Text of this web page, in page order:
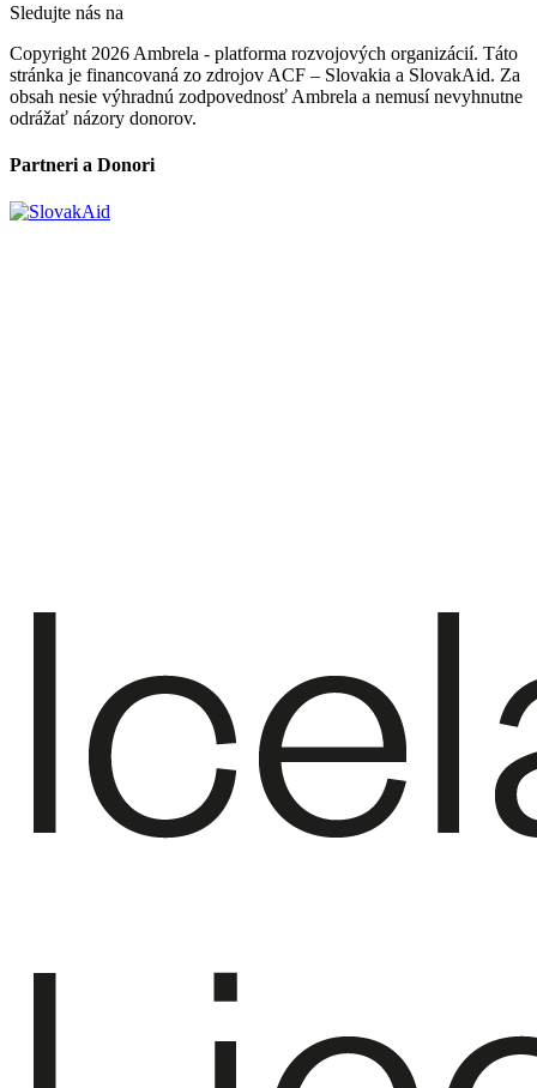
Sledujte nás na
Copyright 2026 Ambrela - platforma rozvojových organizácií. Táto
stránka je financovaná zo zdrojov ACF – Slovakia a SlovakAid. Za
obsah nesie výhradnú zodpovednosť Ambrela a nemusí nevyhnutne
odrážať názory donorov.
Partneri a Donori